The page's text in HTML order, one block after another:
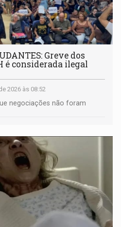
Greve dos
é considerada ilegal
2026 às 08:52
negociações não foram